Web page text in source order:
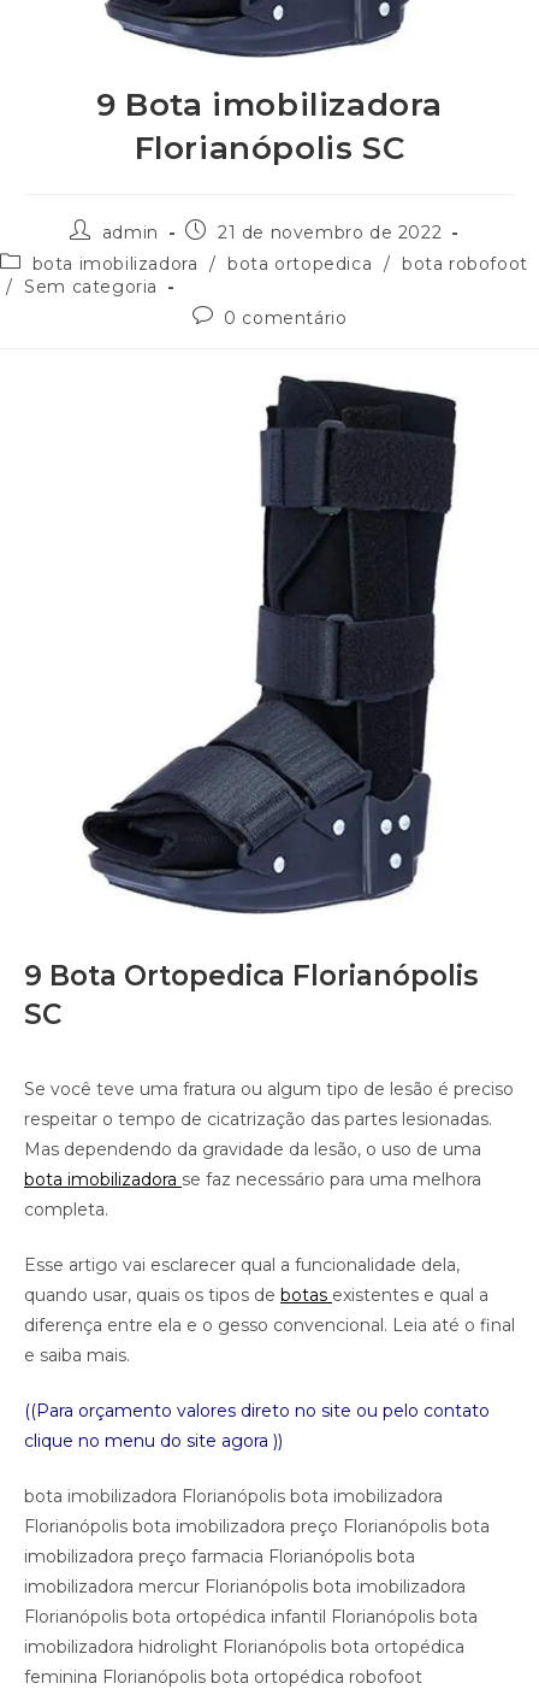
9 Bota imobilizadora
Florianópolis SC
admin
21 de novembro de 2022
bota imobilizadora
/ bota ortopedica / bota robofoot
/ Sem categoria
0 comentário
9 Bota Ortopedica Florianópolis
SC
Se você teve uma fratura ou algum tipo de lesão é preciso
respeitar o tempo de cicatrização das partes lesionadas.
Mas dependendo da gravidade da lesão, o uso de uma
bota imobilizadora se faz necessário para uma melhora
completa.
Esse artigo vai esclarecer qual a funcionalidade dela,
quando usar, quais os tipos de botas existentes e qual a
diferença entre ela e o gesso convencional. Leia até o final
e saiba mais.
((Para orçamento valores direto no site ou pelo contato
clique no menu do site agora ))
bota imobilizadora Florianópolis bota imobilizadora
Florianópolis bota imobilizadora preço Florianópolis bota
imobilizadora preço farmacia Florianópolis bota
imobilizadora mercur Florianópolis bota imobilizadora
Florianópolis bota ortopédica infantil Florianópolis bota
imobilizadora hidrolight Florianópolis bota ortopédica
feminina Florianópolis bota ortopédica robofoot